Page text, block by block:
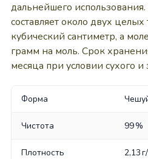
дальнейшего
составляет около двух
кубический сантиметр, а
грамм на моль. Срок
месяца при условии сухого и
Форма
Чистота 99 %
Плотность 2,13